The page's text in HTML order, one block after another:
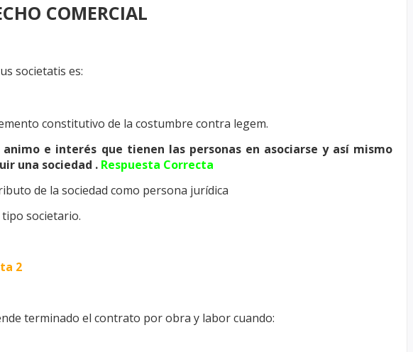
COMERCIAL
societatis es:
constitutivo de la costumbre contra legem.
animo e interés que tienen las personas en asociarse y así mismo
una sociedad . Respuesta Correcta
de la sociedad como persona jurídica
tipo societario.
2
terminado el contrato por obra y labor cuando: